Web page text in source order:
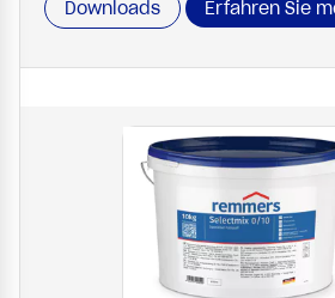
Downloads Erfahren Sie